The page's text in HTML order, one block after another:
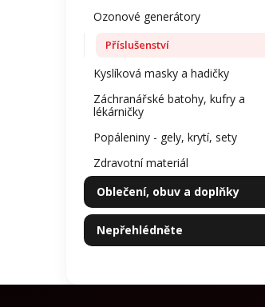
Ozonové generátory
Příslušenství
Kyslíková masky a hadičky
Záchranářské batohy, kufry a
lékárničky
Popáleniny - gely, krytí, sety
Zdravotní materiál
Oblečení, obuv a doplňky
Nepřehlédněte